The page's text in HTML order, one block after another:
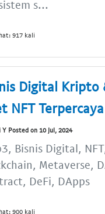
s...
917 kali
Digital Kripto
NFT Terpercaya
Y Posted on 10 Jul, 2024
Bisnis Digital,
Metaverse,
DeFi, DApps
900 kali